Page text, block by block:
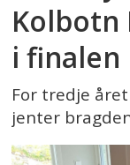
Kolbotn
i finalen
For tredje
jenter